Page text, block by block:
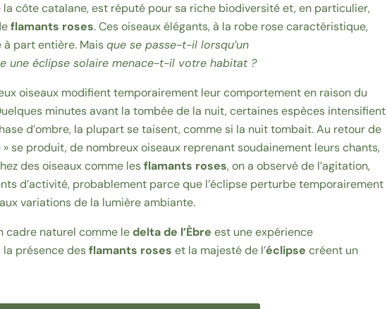
côte catalane, est réputé pour sa riche biodiversité et, en particulier,
flamants roses. Ces oiseaux élégants, à la robe rose caractéristique,
part entière. Maisque se passe-t-il lorsqu’un
une éclipse solaire menace-t-il votre habitat ?
oiseaux modifient temporairement leur comportement en raison du
minutes avant la tombée de la nuit, certaines espèces intensifient
d’ombre, la plupart se taisent, comme si la nuit tombait. Au retour de
» se produit, de nombreux oiseaux reprenant soudainement leurs chants,
des oiseaux comme lesflamants roses, on a observé de l’agitation,
d’activité, probablement parce que l’éclipse perturbe temporairement
variations de la lumière ambiante.
cadre naturel comme ledelta de l’Èbre est une expérience
la présence desflamants roses et la majesté de l’éclipse créent un